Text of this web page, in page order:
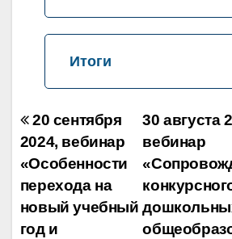
Итоги
Навигация
по
записям
30 августа
вебинар
20 сентября
2024, вебинар
«Особенности
перехода на
новый учебный
год и